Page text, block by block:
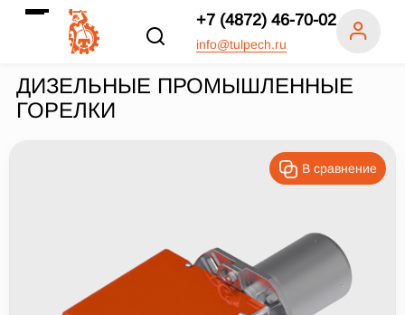
+7 (4872) 46-70-02
info@tulpech.ru
ДИЗЕЛЬНЫЕ ПРОМЫШЛЕННЫЕ
ГОРЕЛКИ
В сравнение